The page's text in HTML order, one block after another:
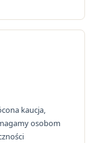
kaucja,
osobom